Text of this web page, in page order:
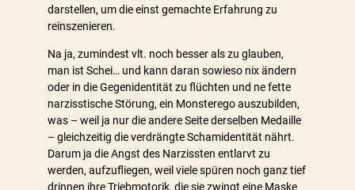
darstellen, um die einst gemachte Erfahrung zu
reinszenieren.
Na ja, zumindest vlt. noch besser als zu glauben,
man ist Schei… und kann daran sowieso nix ändern
oder in die Gegenidentität zu flüchten und ne fette
narzisstische Störung, ein Monsterego auszubilden,
was – weil ja nur die andere Seite derselben Medaille
– gleichzeitig die verdrängte Schamidentität nährt.
Darum ja die Angst des Narzissten entlarvt zu
werden, aufzufliegen, weil viele spüren noch ganz tief
drinnen ihre Triebmotorik, die sie zwingt eine Maske